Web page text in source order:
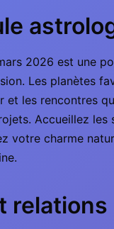
2026 est une
Les planètes
et les rencontres
Accueillez les
votre charme
relations